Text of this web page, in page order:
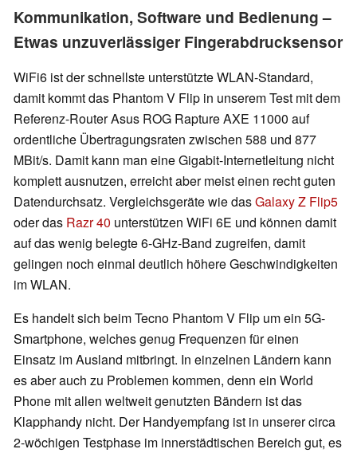
Kommunikation, Software und Bedienung –
Etwas unzuverlässiger Fingerabdrucksensor
WiFi6 ist der schnellste unterstützte WLAN-Standard,
damit kommt das Phantom V Flip in unserem Test mit dem
Referenz-Router Asus ROG Rapture AXE 11000 auf
ordentliche Übertragungsraten zwischen 588 und 877
MBit/s. Damit kann man eine Gigabit-Internetleitung nicht
komplett ausnutzen, erreicht aber meist einen recht guten
Datendurchsatz. Vergleichsgeräte wie dasGalaxy Z Flip5
oder das Razr 40 unterstützen WiFi 6E und können damit
auf das wenig belegte 6-GHz-Band zugreifen, damit
gelingen noch einmal deutlich höhere Geschwindigkeiten
im WLAN.
Es handelt sich beim Tecno Phantom V Flip um ein 5G-
Smartphone, welches genug Frequenzen für einen
Einsatz im Ausland mitbringt. In einzelnen Ländern kann
es aber auch zu Problemen kommen, denn ein World
Phone mit allen weltweit genutzten Bändern ist das
Klapphandy nicht. Der Handyempfang ist in unserer circa
2-wöchigen Testphase im innerstädtischen Bereich gut, es